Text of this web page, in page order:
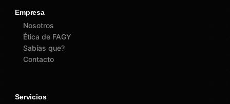
Empresa
Nosotros
Ética de FAGY
Sabías que?
Contacto
Servicios